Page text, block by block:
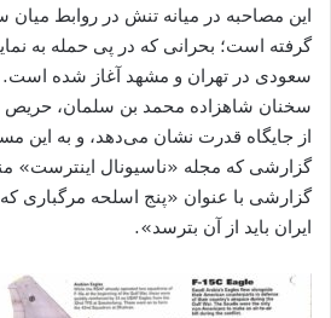
این مصاحبه در میانه تنش در روابط
گرفته است؛ بحرانی که در پی حمله به
سعودی در تهران و مشهد آغاز شده است.
سخنان شاهزاده محمد بن سلمان، حریص
از جایگاه قدرت نشان می‌دهد، و به این
گزارشی که مجله «ناسیونال اینترست»
گزارشی با عنوان «پنج اسلحه مرگباری
ایران باید از آن بترسد».